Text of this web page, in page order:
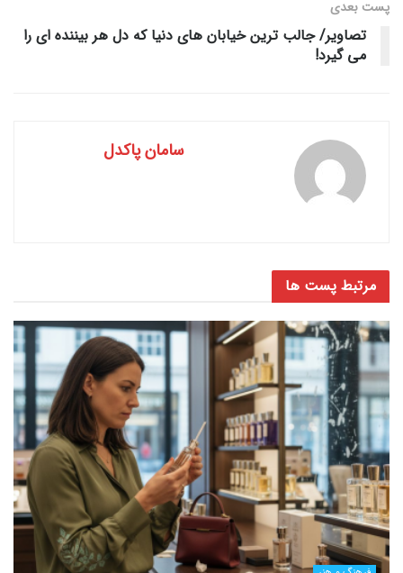
پست‌ بعدی
تصاویر/ جالب ترین خیابان های دنیا که دل هر بیننده ای را
می گیرد!
سامان پاکدل
مرتبط پست ها